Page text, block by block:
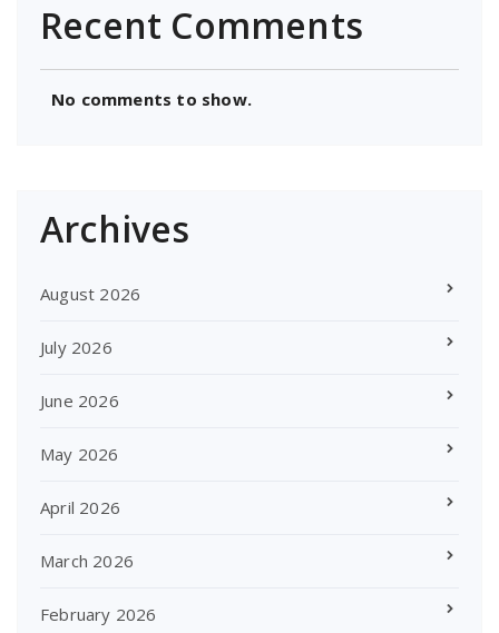
Recent Comments
No comments to show.
Archives
August 2026
July 2026
June 2026
May 2026
April 2026
March 2026
February 2026